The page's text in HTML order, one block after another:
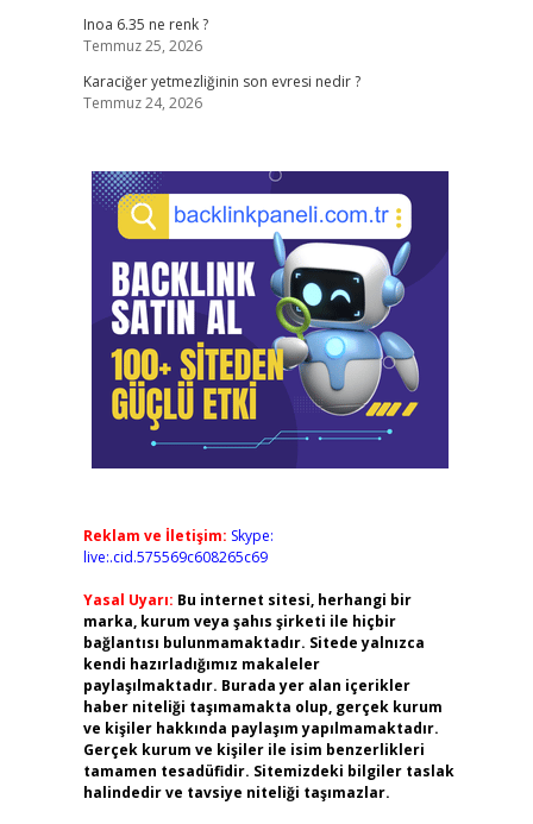
Inoa 6.35 ne renk ?
Temmuz 25, 2026
Karaciğer yetmezliğinin son evresi nedir ?
Temmuz 24, 2026
Reklam ve İletişim: Skype:
live:.cid.575569c608265c69
Yasal Uyarı: Bu internet sitesi, herhangi bir
marka, kurum veya şahıs şirketi ile hiçbir
bağlantısı bulunmamaktadır. Sitede yalnızca
kendi hazırladığımız makaleler
paylaşılmaktadır. Burada yer alan içerikler
haber niteliği taşımamakta olup, gerçek kurum
ve kişiler hakkında paylaşım yapılmamaktadır.
Gerçek kurum ve kişiler ile isim benzerlikleri
tamamen tesadüfidir. Sitemizdeki bilgiler taslak
halindedir ve tavsiye niteliği taşımazlar.